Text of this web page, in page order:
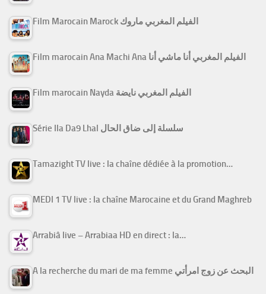
Film Marocain Marock الفيلم المغربي ماروك
Film marocain Ana Machi Ana الفيلم المغربي أنا ماشي أنا
Film marocain Nayda الفيلم المغربي نايضة
Série Ila Da9 Lhal سلسلة إلى ضاق الحال
Tamazight TV live : la chaîne dédiée à la promotion…
MEDI 1 TV live : la chaîne Marocaine et du Grand Maghreb
Arrabiâ live – Arrabiaa HD en direct : la…
A la recherche du mari de ma femme البحث عن زوج امرأتي